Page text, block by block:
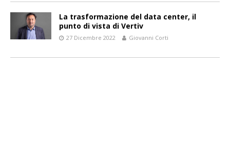
La trasformazione del data center, il
punto di vista di Vertiv
27 Dicembre 2022 Giovanni Corti